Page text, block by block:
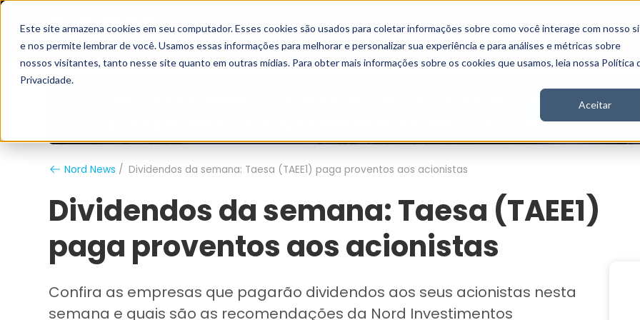
Este site armazena cookies em seu computador. Esses cookies são usados para coletar informações sobre como você interage com nosso
e nos permite lembrar de você. Usamos essas informações para melhorar e personalizar sua experiência e para análises e métricas sobre
nossos visitantes, tanto nesse site quanto em outras mídias. Para obter mais informações sobre os cookies que usamos, leia nossa Política
Privacidade.
Aceitar
Grupo Nord Analistas Vídeos Stories Inscreva-se
Nord News Dividendos da semana: Taesa (TAEE1) paga proventos aos acionistas
Dividendos da semana: Taesa (TAEE1)
paga proventos aos acionistas
Confira as empresas que pagarão dividendos aos seus acionistas nesta
semana e quais são as recomendações da Nord Investimentos